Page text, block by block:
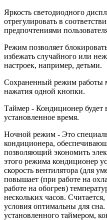
Яркость светодиодного
отрегулировать в
предпочтениями
Режим позволяет
избежать случайного или
настроек, например, детьми.
Сохраненный режим работы
нажатия одной кнопки.
Таймер - Кондиционер будет
установленное время.
Ночной режим - Это
кондиционера,
позволяющий экономить
этого режима кондиционер
скорость вентилятора (для
повышает (при работе на
работе на обогрев)
нескольких часов.
условия оптимальны для
установленного таймером,